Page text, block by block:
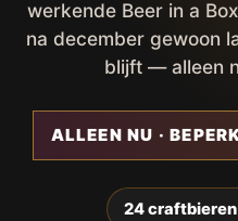
werkende Beer in a
na december gewoon
blijft — alleen
ALLEEN NU ·
24 craftbieren